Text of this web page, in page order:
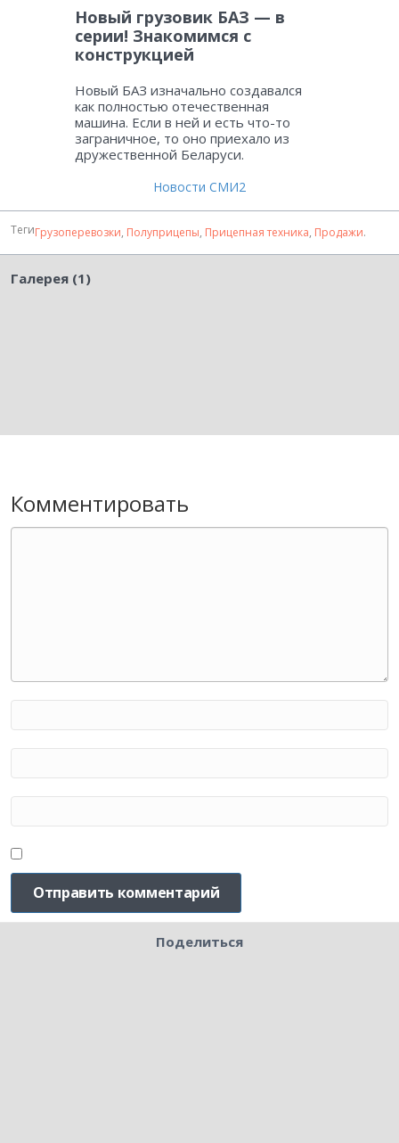
Новый грузовик БАЗ — в
серии! Знакомимся с
конструкцией
Новый БАЗ изначально создавался
как полностью отечественная
машина. Если в ней и есть что-то
заграничное, то оно приехало из
дружественной Беларуси.
Новости СМИ2
ТегиГрузоперевозки, Полуприцепы, Прицепная техника, Продажи.
Галерея (1)
Комментировать
Поделиться